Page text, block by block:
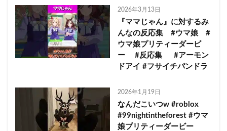
2026年3月13日
『ママじゃん』に対するみ
んなの反応集 #ウマ娘 #
ウマ娘プリティーダービ
ー #反応集 #アーモン
ドアイ #フサイチパンドラ
2026年1月19日
なんだこいつw #roblox
#99nightintheforest #ウマ
娘プリティーダービー